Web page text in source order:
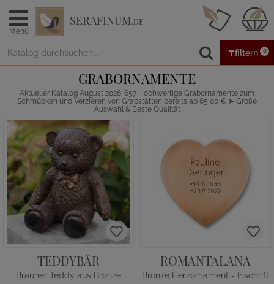
Menü
SERAFINUM.DE
filtern 0
GRABORNAMENTE
Aktueller Katalog August 2026: 657 Hochwertige Grabornamente zum
Schmücken und Verzieren von Grabstätten bereits ab 65,00 € ➤ Große
Auswahl & Beste Qualität
TEDDYBÄR
Brauner Teddy aus Bronze
ROMANTALANA
Bronze Herzornament - Inschrift